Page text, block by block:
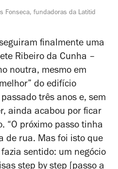
Fonseca, fundadoras da Latitid
finalmente uma
Ribeiro da Cunha –
noutra, mesmo em
do edifício
três anos e, sem
ainda acabou por ficar
“O próximo passo tinha
de rua. Mas foi isto que
sentido: um negócio
step by step [passo a